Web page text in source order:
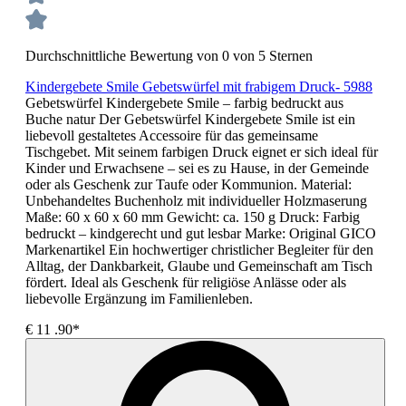
Durchschnittliche Bewertung von 0 von 5 Sternen
Kindergebete Smile Gebetswürfel mit frabigem Druck- 5988
Gebetswürfel Kindergebete Smile – farbig bedruckt aus
Buche natur Der Gebetswürfel Kindergebete Smile ist ein
liebevoll gestaltetes Accessoire für das gemeinsame
Tischgebet. Mit seinem farbigen Druck eignet er sich ideal für
Kinder und Erwachsene – sei es zu Hause, in der Gemeinde
oder als Geschenk zur Taufe oder Kommunion. Material:
Unbehandeltes Buchenholz mit individueller Holzmaserung
Maße: 60 x 60 x 60 mm Gewicht: ca. 150 g Druck: Farbig
bedruckt – kindgerecht und gut lesbar Marke: Original GICO
Markenartikel Ein hochwertiger christlicher Begleiter für den
Alltag, der Dankbarkeit, Glaube und Gemeinschaft am Tisch
fördert. Ideal als Geschenk für religiöse Anlässe oder als
liebevolle Ergänzung im Familienleben.
€ 11 .90*